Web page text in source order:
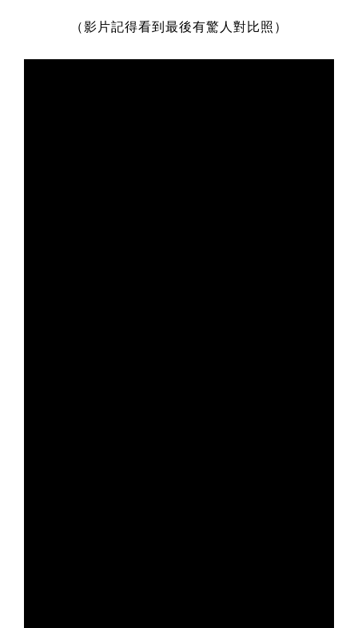
（影片記得看到最後有驚人對比照）